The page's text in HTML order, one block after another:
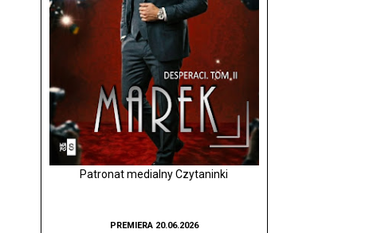
Patronat medialny Czytaninki
PREMIERA 20.06.2026